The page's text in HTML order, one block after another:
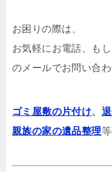
お困りの際は、
お気軽にお電話、も
のメールでお問い合
ゴミ屋敷の片付け、
親族の家の遺品整理